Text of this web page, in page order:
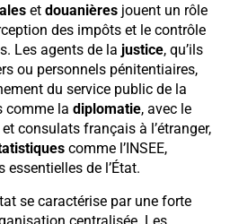
et douanières jouent un rôle
des impôts et le contrôle
Les agents de la justice, qu’ils
ou personnels pénitentiaires,
du service public de la
comme la diplomatie, avec le
consulats français à l’étranger,
comme l’INSEE,
de l’État.
se caractérise par une forte